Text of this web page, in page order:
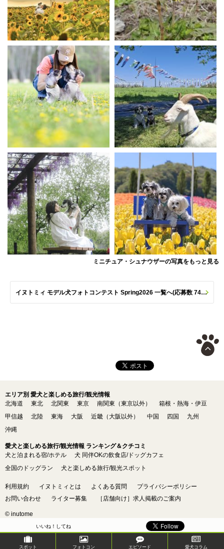
いいね！してね
ミニチュア・シュナウザーの写真をもっと見る
イヌトミィ モデル犬フォトコンテスト Spring2026 一覧へ(応募数 747枚)
エリア別 愛犬と楽しめる旅行/観光情報
北海道
東北 北関東 東京 南関東（東京以外）
箱根・熱海・伊豆
甲信越
北陸 東海 大阪 近畿（大阪以外） 中国 四国
九州
沖縄
愛犬と楽しめる旅行/観光情報 ランキング＆クチコミ
犬と泊まれる宿/ホテル
犬 同伴OKの飲食店/ドッグカフェ
全国のドッグラン
犬と楽しめる旅行/観光スポット
利用規約 イヌトミィとは よくある質問
プライバシーポリシー
お問い合わせ
ライター募集 ［店舗向け］求人掲載のご案内
© inutome
スポット フォトコン エピソード 愛犬コラム